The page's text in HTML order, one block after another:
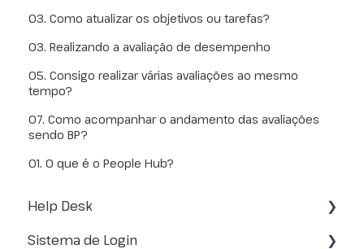
03. Como atualizar os objetivos ou tarefas?
03. Realizando a avaliação de desempenho
05. Consigo realizar várias avaliações ao mesmo
tempo?
07. Como acompanhar o andamento das avaliações
sendo BP?
01. O que é o People Hub?
Help Desk
SOBRE A CENTRAL DE AJUDA
Sistema de Login